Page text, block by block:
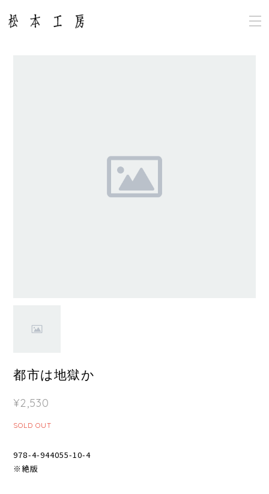
都市は地獄か
¥2,530
SOLD OUT
978-4-944055-10-4
※絶版